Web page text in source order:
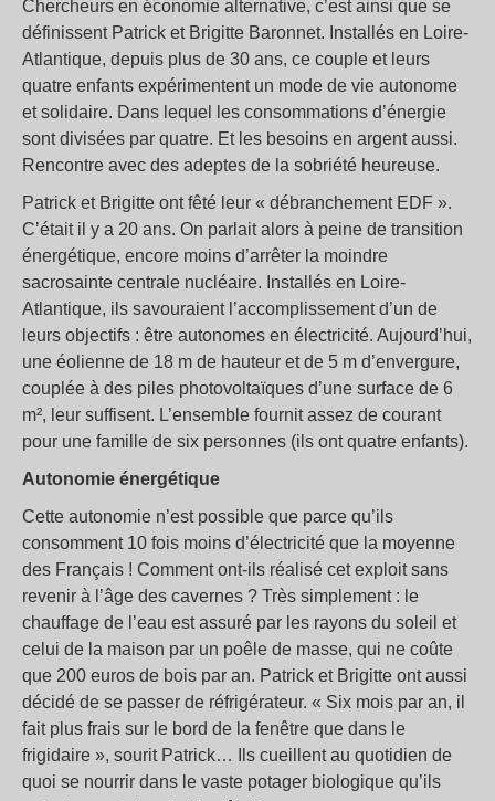
Chercheurs en économie alternative, c’est ainsi que se
définissent Patrick et Brigitte Baronnet. Installés en Loire-
Atlantique, depuis plus de 30 ans, ce couple et leurs
quatre enfants expérimentent un mode de vie autonome
et solidaire. Dans lequel les consommations d’énergie
sont divisées par quatre. Et les besoins en argent aussi.
Rencontre avec des adeptes de la sobriété heureuse.
Patrick et Brigitte ont fêté leur « débranchement EDF ».
C’était il y a 20 ans. On parlait alors à peine de transition
énergétique, encore moins d’arrêter la moindre
sacrosainte centrale nucléaire. Installés en Loire-
Atlantique, ils savouraient l’accomplissement d’un de
leurs objectifs : être autonomes en électricité. Aujourd’hui,
une éolienne de 18 m de hauteur et de 5 m d’envergure,
couplée à des piles photovoltaïques d’une surface de 6
m², leur suffisent. L’ensemble fournit assez de courant
pour une famille de six personnes (ils ont quatre enfants).
Autonomie énergétique
Cette autonomie n’est possible que parce qu’ils
consomment 10 fois moins d’électricité que la moyenne
des Français ! Comment ont-ils réalisé cet exploit sans
revenir à l’âge des cavernes ? Très simplement : le
chauffage de l’eau est assuré par les rayons du soleil et
celui de la maison par un poêle de masse, qui ne coûte
que 200 euros de bois par an. Patrick et Brigitte ont aussi
décidé de se passer de réfrigérateur. « Six mois par an, il
fait plus frais sur le bord de la fenêtre que dans le
frigidaire », sourit Patrick… Ils cueillent au quotidien de
quoi se nourrir dans le vaste potager biologique qu’ils